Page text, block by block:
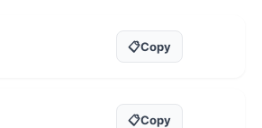
📋Copy
📋Copy